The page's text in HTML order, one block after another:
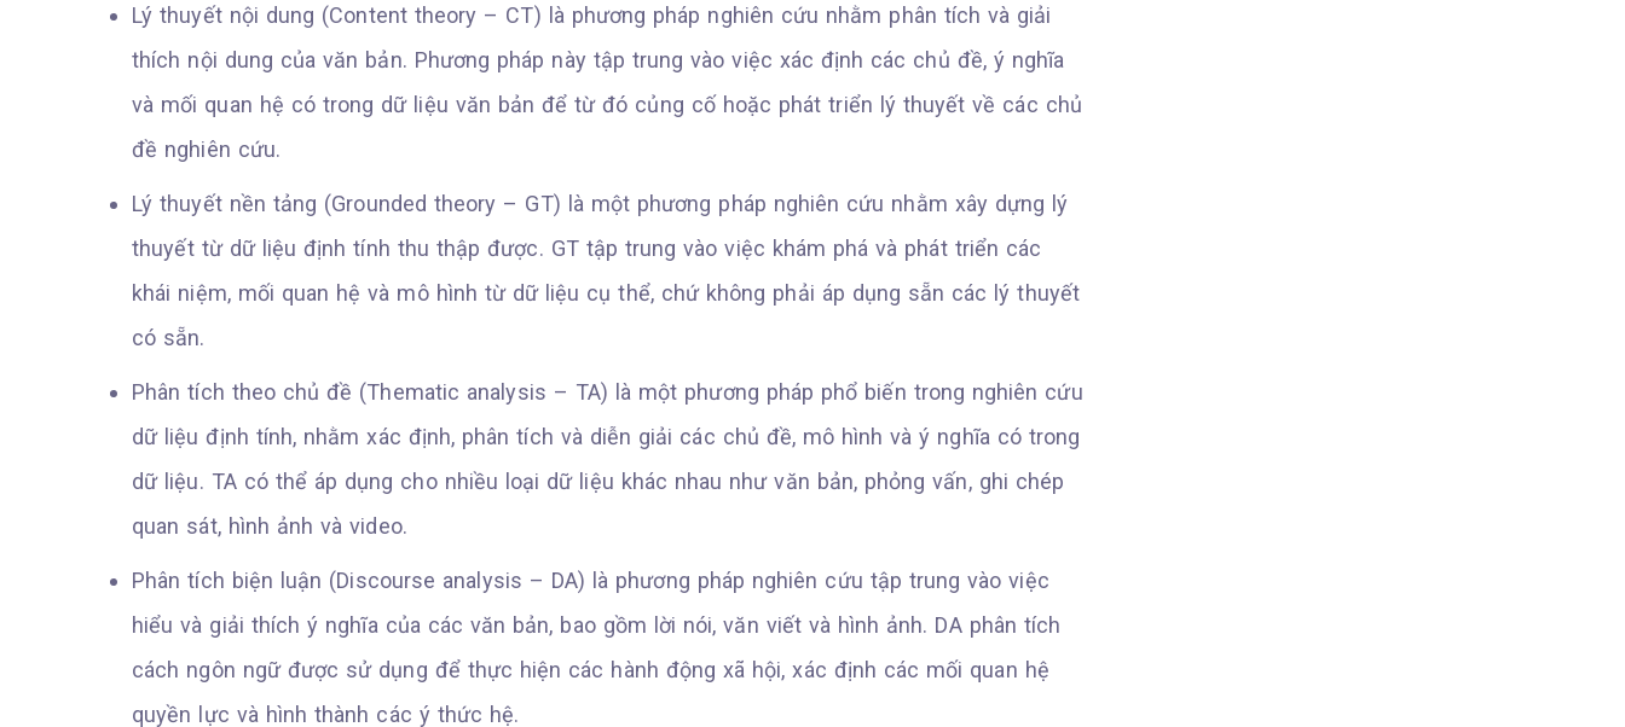
Lý thuyết nội dung (Content theory – CT) là phương pháp nghiên cứu nhằm phân tích và giải
thích nội dung của văn bản. Phương pháp này tập trung vào việc xác định các chủ đề, ý nghĩa
và mối quan hệ có trong dữ liệu văn bản để từ đó củng cố hoặc phát triển lý thuyết về các chủ
đề nghiên cứu.
Lý thuyết nền tảng (Grounded theory – GT) là một phương pháp nghiên cứu nhằm xây dựng lý
thuyết từ dữ liệu định tính thu thập được. GT tập trung vào việc khám phá và phát triển các
khái niệm, mối quan hệ và mô hình từ dữ liệu cụ thể, chứ không phải áp dụng sẵn các lý thuyết
có sẵn.
Phân tích theo chủ đề (Thematic analysis – TA) là một phương pháp phổ biến trong nghiên cứu
dữ liệu định tính, nhằm xác định, phân tích và diễn giải các chủ đề, mô hình và ý nghĩa có trong
dữ liệu. TA có thể áp dụng cho nhiều loại dữ liệu khác nhau như văn bản, phỏng vấn, ghi chép
quan sát, hình ảnh và video.
Phân tích biện luận (Discourse analysis – DA) là phương pháp nghiên cứu tập trung vào việc
hiểu và giải thích ý nghĩa của các văn bản, bao gồm lời nói, văn viết và hình ảnh. DA phân tích
cách ngôn ngữ được sử dụng để thực hiện các hành động xã hội, xác định các mối quan hệ
quyền lực và hình thành các ý thức hệ.